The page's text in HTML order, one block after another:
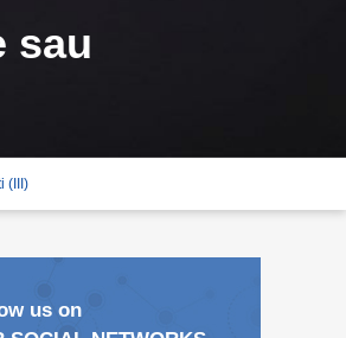
sau
(III)
us on